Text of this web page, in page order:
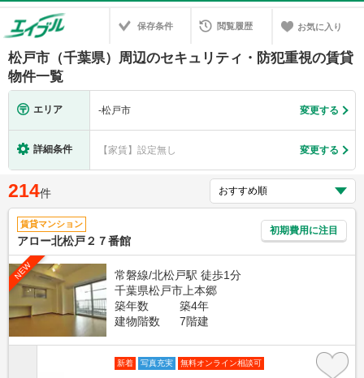
保存条件 閲覧履歴 お気に入り
松戸市（千葉県）周辺のセキュリティ・防犯重視の賃貸
物件一覧
エリア -松戸市 変更する
詳細条件 【家賃】設定無し 変更する
214件
賃貸マンション
アロー北松戸２７番館
初期費用に注目
NEW
常磐線/北松戸駅 徒歩1分
千葉県松戸市上本郷
築年数
築4年
建物階数
7階建
新着 写真充実 無料オンライン相談可